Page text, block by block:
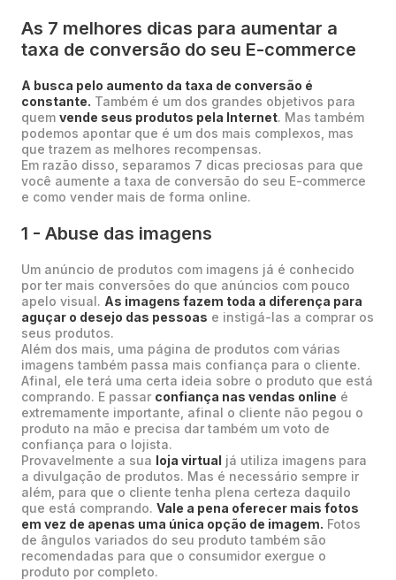
As 7 melhores dicas para aumentar a
taxa de conversão do seu E-commerce
A busca pelo aumento da taxa de conversão é
constante. Também é um dos grandes objetivos para
quem vende seus produtos pela Internet. Mas também
podemos apontar que é um dos mais complexos, mas
que trazem as melhores recompensas.
Em razão disso, separamos 7 dicas preciosas para que
você aumente a taxa de conversão do seu E-commerce
e como vender mais de forma online.
1 - Abuse das imagens
Um anúncio de produtos com imagens já é conhecido
por ter mais conversões do que anúncios com pouco
apelo visual. As imagens fazem toda a diferença para
aguçar o desejo das pessoas e instigá-las a comprar os
seus produtos.
Além dos mais, uma página de produtos com várias
imagens também passa mais confiança para o cliente.
Afinal, ele terá uma certa ideia sobre o produto que está
comprando. E passar confiança nas vendas online é
extremamente importante, afinal o cliente não pegou o
produto na mão e precisa dar também um voto de
confiança para o lojista.
Provavelmente a sua loja virtual já utiliza imagens para
a divulgação de produtos. Mas é necessário sempre ir
além, para que o cliente tenha plena certeza daquilo
que está comprando. Vale a pena oferecer mais fotos
em vez de apenas uma única opção de imagem. Fotos
de ângulos variados do seu produto também são
recomendadas para que o consumidor exergue o
produto por completo.